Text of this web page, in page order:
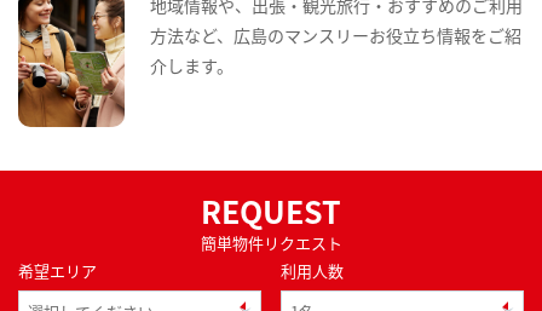
方法など、広島のマンスリーお役立ち情報をご紹
介します。
REQUEST
簡単物件リクエスト
希望エリア
利用人数